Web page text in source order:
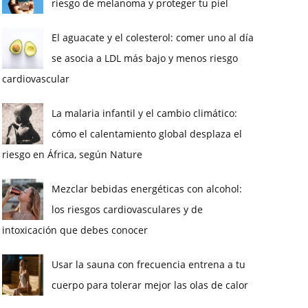
riesgo de melanoma y proteger tu piel
El aguacate y el colesterol: comer uno al día
se asocia a LDL más bajo y menos riesgo
cardiovascular
La malaria infantil y el cambio climático:
cómo el calentamiento global desplaza el
riesgo en África, según Nature
Mezclar bebidas energéticas con alcohol:
los riesgos cardiovasculares y de
intoxicación que debes conocer
Usar la sauna con frecuencia entrena a tu
cuerpo para tolerar mejor las olas de calor